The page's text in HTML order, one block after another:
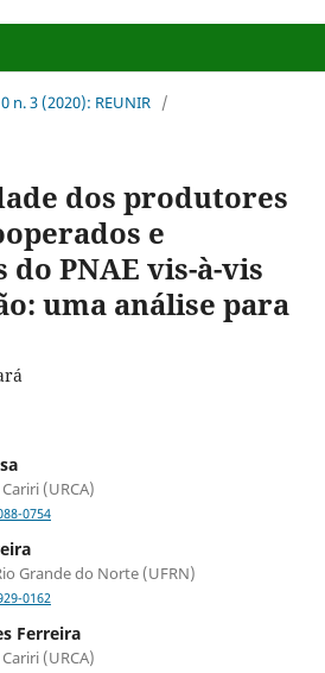
n. 3 (2020): REUNIR /
dos produtores
e
PNAE vis-à-vis
uma análise para
(URCA)
0754
Grande do Norte (UFRN)
0162
Ferreira
(URCA)